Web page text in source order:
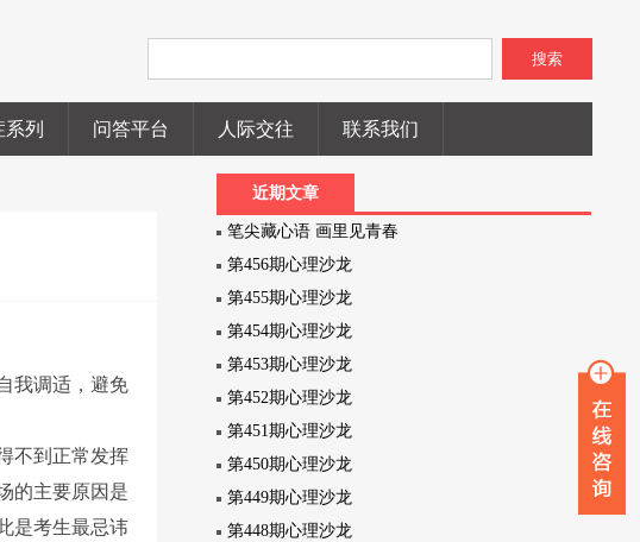
搜索
列 问答平台 人际交往 联系我们
我调适，避免
不到正常发挥
的主要原因是
是考生最忌讳
近期文章
笔尖藏心语 画里见青春
第456期心理沙龙
第455期心理沙龙
第454期心理沙龙
第453期心理沙龙
第452期心理沙龙
第451期心理沙龙
第450期心理沙龙
第449期心理沙龙
第448期心理沙龙